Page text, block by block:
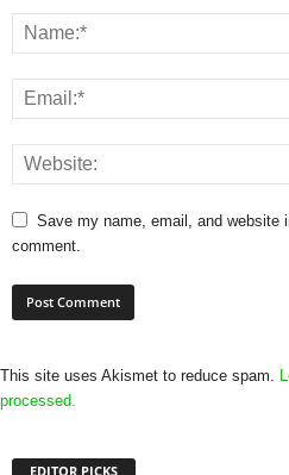
Save my name, email, and website
comment.
This site uses Akismet to reduce spam.
processed.
EDITOR PICKS